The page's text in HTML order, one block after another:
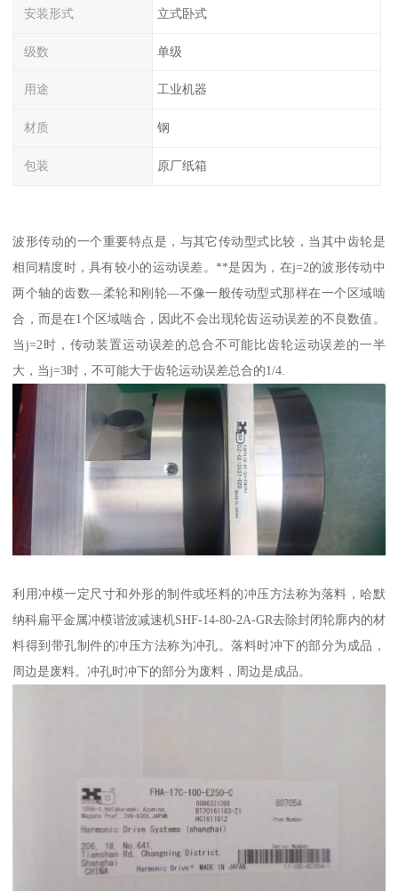
安装形式 立式卧式
级数 单级
用途 工业机器
材质 钢
包装 原厂纸箱
波形传动的一个重要特点是，与其它传动型式比较，当其中齿轮是
相同精度时，具有较小的运动误差。**是因为，在j=2的波形传动中
两个轴的齿数—柔轮和刚轮—不像一般传动型式那样在一个区域啮
合，而是在1个区域啮合，因此不会出现轮齿运动误差的不良数值。
当j=2时，传动装置运动误差的总合不可能比齿轮运动误差的一半
大，当j=3时，不可能大于齿轮运动误差总合的1/4.
利用冲模一定尺寸和外形的制件或坯料的冲压方法称为落料，哈默
纳科扁平金属冲模谐波减速机SHF-14-80-2A-GR去除封闭轮廓内的材
料得到带孔制件的冲压方法称为冲孔。落料时冲下的部分为成品，
周边是废料。冲孔时冲下的部分为废料，周边是成品。